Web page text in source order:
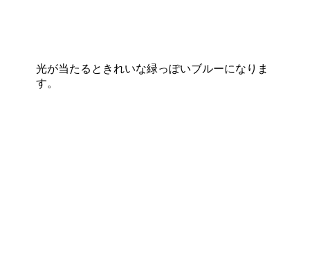
光が当たるときれいな緑っぽいブルーになりま
す。